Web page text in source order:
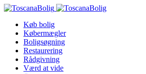
Køb bolig
Købermægler
Boligsøgning
Restaurering
Rådgivning
Værd at vide